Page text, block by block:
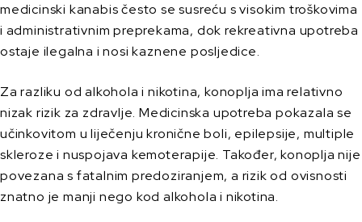
medicinski kanabis često se susreću s visokim troškovima
i administrativnim preprekama, dok rekreativna upotreba
ostaje ilegalna i nosi kaznene posljedice.
Za razliku od alkohola i nikotina, konoplja ima relativno
nizak rizik za zdravlje. Medicinska upotreba pokazala se
učinkovitom u liječenju kronične boli, epilepsije, multiple
skleroze i nuspojava kemoterapije. Također, konoplja nije
povezana s fatalnim predoziranjem, a rizik od ovisnosti
znatno je manji nego kod alkohola i nikotina.